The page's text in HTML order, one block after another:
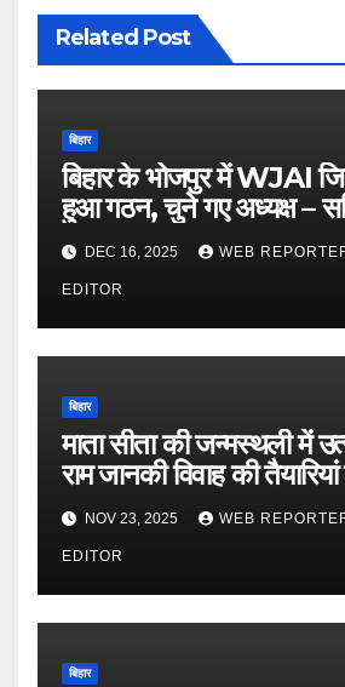
Related Post
बिहार
बिहार के भोजपुर में WJAI
हुआ गठन, चुने गए अध्यक्ष –
DEC 16, 2025 WEB
EDITOR
बिहार
माता सीता की जन्मस्थली में
राम जानकी विवाह की तैयारियां
NOV 23, 2025 WEB
EDITOR
बिहार